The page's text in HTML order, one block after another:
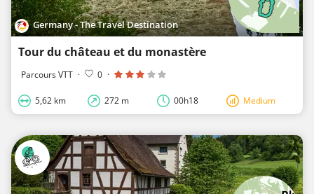
Germany - The Travel Destination
Tour du château et du monastère
Parcours VTT · 0 ·
5,62 km 272 m 00h18 Medium